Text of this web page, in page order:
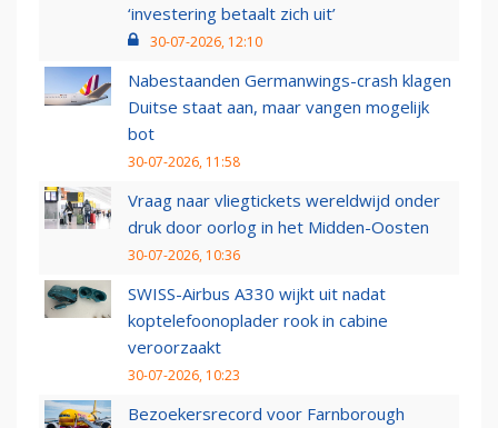
‘investering betaalt zich uit’
30-07-2026, 12:10
Nabestaanden Germanwings-crash klagen
Duitse staat aan, maar vangen mogelijk
bot
30-07-2026, 11:58
Vraag naar vliegtickets wereldwijd onder
druk door oorlog in het Midden-Oosten
30-07-2026, 10:36
SWISS-Airbus A330 wijkt uit nadat
koptelefoonoplader rook in cabine
veroorzaakt
30-07-2026, 10:23
Bezoekersrecord voor Farnborough